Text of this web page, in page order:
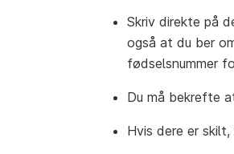
Skriv direkte på
også at du ber
fødselsnummer
Du må bekrefte
Hvis dere er